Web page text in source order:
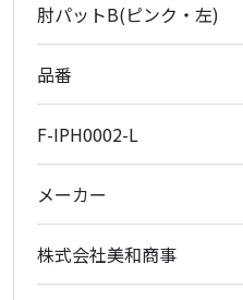
肘パットB(ピンク・左)
品番
F-IPH0002-L
メーカー
株式会社美和商事